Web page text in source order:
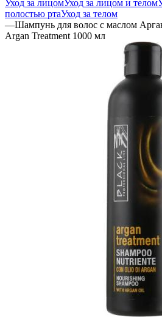
Уход за лицомУход за лицом и телом
полостью ртаУход за телом
—Шампунь для волос с маслом
Argan Treatment 1000 мл